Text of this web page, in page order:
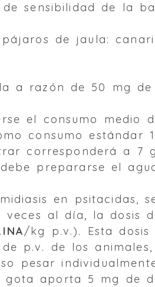
sensibilidad de la
de jaula:
a razón de 50 mg
el consumo
consumo
corresponderá a 7
prepararse el
en psitacidas,
veces al día, la dosis
/kg p.v.). Esta
p.v. de los
pesar
aporta 5 mg de